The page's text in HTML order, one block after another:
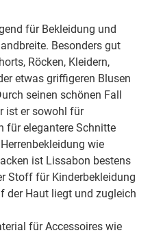
für Bekleidung und
Besonders gut
Röcken, Kleidern,
etwas griffigeren Blusen
seinen schönen Fall
ist er sowohl für
für elegantere Schnitte
wie
ist Lissabon bestens
Stoff für Kinderbekleidung
der Haut liegt und zugleich
für Accessoires wie